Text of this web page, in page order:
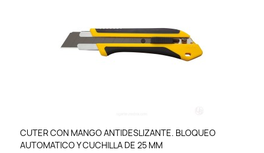
CUTER CON MANGO ANTIDESLIZANTE. BLOQUEO
AUTOMATICO Y CUCHILLA DE 25 MM